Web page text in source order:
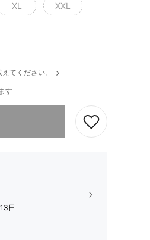
XL XXL
てください。
す
。
日